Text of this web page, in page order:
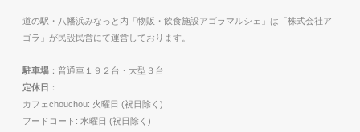
道の駅・八幡浜みなっと内「物販・飲食施設アゴラマルシェ」は「株式会社ア
ゴラ」が民設民営にて運営しております。
駐車場 ：普通車１９２台・大型３台
定休日 ：
カフェchouchou: 火曜日 (祝日除く)
フードコート: 水曜日 (祝日除く)